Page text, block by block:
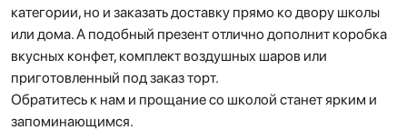
категории, но и заказать доставку прямо ко двору школы
или дома. А подобный презент отлично дополнит коробка
вкусных конфет, комплект воздушных шаров или
приготовленный под заказ торт.
Обратитесь к нам и прощание со школой станет ярким и
запоминающимся.